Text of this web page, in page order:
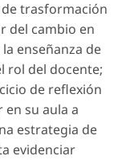
trasformación
del cambio en
enseñanza de
rol del docente;
de reflexión
su aula a
estrategia de
evidenciar